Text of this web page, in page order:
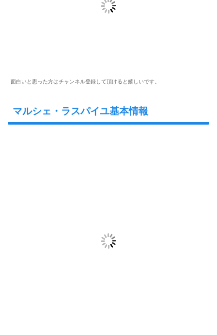
面白いと思った方はチャンネル登録して頂けると嬉しいです。
マルシェ・ラスパイユ基本情報